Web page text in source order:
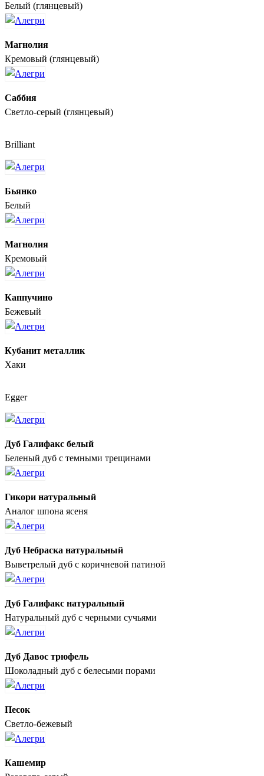
Белый (глянцевый)
Магнолия
Кремовый (глянцевый)
Саббия
Светло-серый (глянцевый)
Brilliant
Бьянко
Белый
Магнолия
Кремовый
Каппучино
Бежевый
Кубанит металлик
Хаки
Egger
Дуб Галифакс белый
Беленый дуб с темными трещинами
Гикори натуральный
Аналог шпона ясеня
Дуб Небраска натуральный
Выветрелый дуб с коричневой патиной
Дуб Галифакс натуральный
Натуральный дуб с черными сучьями
Дуб Давос трюфель
Шоколадный дуб с белесыми порами
Песок
Светло-бежевый
Кашемир